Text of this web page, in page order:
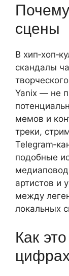
сцены
В
скандалы
Yanix — не
мемов и
треки,
подобные
артистов и
между
локальных
Как